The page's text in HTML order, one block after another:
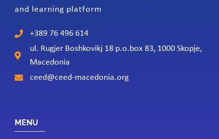
and learning platform
+389 76 496 614
ul. Rugjer Boshkovikj 18 p.o.box 83, 1000 Skopje,
Macedonia
ceed@ceed-macedonia.org
MENU